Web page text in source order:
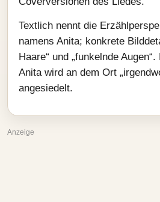
Textlich nennt die
namens Anita; konkrete
Haare“ und „funkelnde
Anita wird an dem Ort
angesiedelt.
Anzeige